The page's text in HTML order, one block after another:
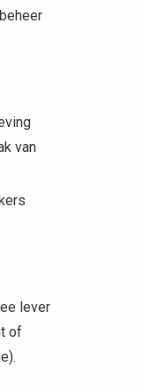
van
lever
of